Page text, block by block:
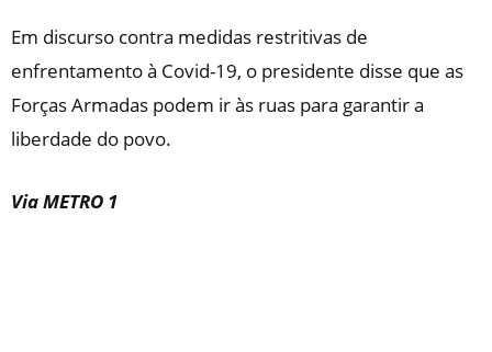
Em discurso contra medidas restritivas de
enfrentamento à Covid-19, o presidente disse que as
Forças Armadas podem ir às ruas para garantir a
liberdade do povo.
Via METRO 1